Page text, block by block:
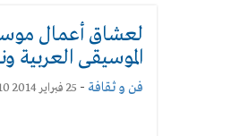
لعشاق أعمال
الموسيقى العربية
فن و ثقافة - 25 فبراير 2014 1:10 م